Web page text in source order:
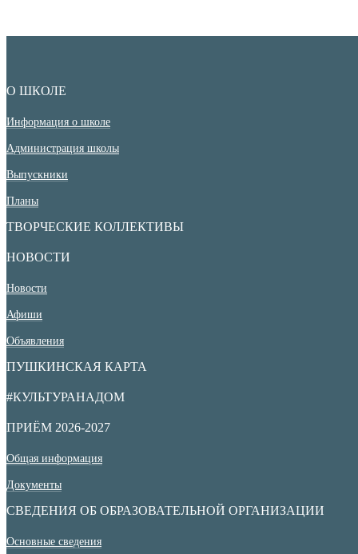
О ШКОЛЕ
Информация о школе
Администрация школы
Выпускники
Планы
ТВОРЧЕСКИЕ КОЛЛЕКТИВЫ
НОВОСТИ
Новости
Афиши
Объявления
ПУШКИНСКАЯ КАРТА
#КУЛЬТУРАНАДОМ
ПРИЁМ 2026-2027
Общая информация
Документы
СВЕДЕНИЯ ОБ ОБРАЗОВАТЕЛЬНОЙ ОРГАНИЗАЦИИ
Основные сведения